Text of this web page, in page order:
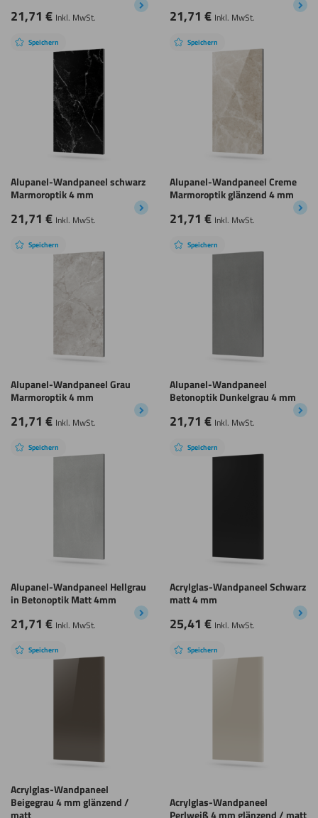
21,71 € Inkl. MwSt. 21,71 € Inkl. MwSt.
Speichern
Alupanel-Wandpaneel schwarz
Marmoroptik 4 mm
21,71 € Inkl. MwSt.
Speichern
Alupanel-Wandpaneel Creme
Marmoroptik glänzend 4 mm
21,71 € Inkl. MwSt.
Speichern
Alupanel-Wandpaneel Grau
Marmoroptik 4 mm
21,71 € Inkl. MwSt.
Speichern
Alupanel-Wandpaneel
Betonoptik Dunkelgrau 4 mm
21,71 € Inkl. MwSt.
Speichern
Alupanel-Wandpaneel Hellgrau
in Betonoptik Matt 4mm
21,71 € Inkl. MwSt.
Speichern
Acrylglas-Wandpaneel Schwarz
matt 4 mm
25,41 € Inkl. MwSt.
Speichern
Acrylglas-Wandpaneel
Beigegrau 4 mm glänzend /
matt
Speichern
Acrylglas-Wandpaneel
Perlweiß 4 mm glänzend / matt